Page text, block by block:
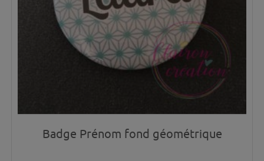
Badge Prénom fond géométrique